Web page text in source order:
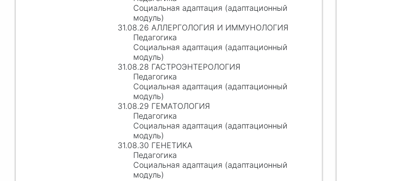
Социальная адаптация (адаптационный
модуль)
31.08.26 АЛЛЕРГОЛОГИЯ И ИММУНОЛОГИЯ
Педагогика
Социальная адаптация (адаптационный
модуль)
31.08.28 ГАСТРОЭНТЕРОЛОГИЯ
Педагогика
Социальная адаптация (адаптационный
модуль)
31.08.29 ГЕМАТОЛОГИЯ
Педагогика
Социальная адаптация (адаптационный
модуль)
31.08.30 ГЕНЕТИКА
Педагогика
Социальная адаптация (адаптационный
модуль)